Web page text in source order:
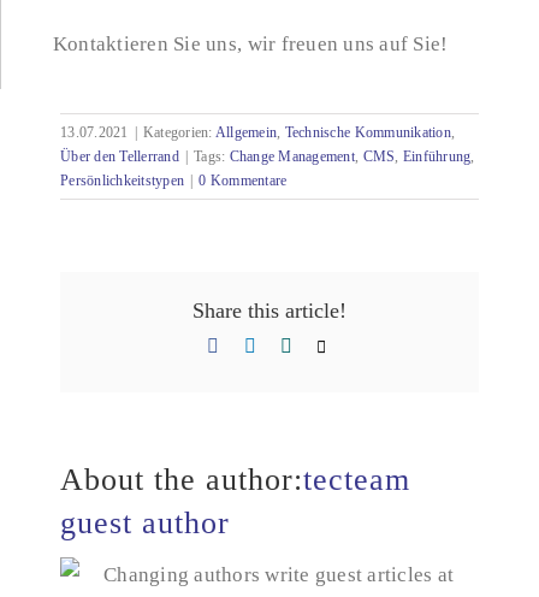
Kontaktieren Sie uns, wir freuen uns auf Sie!
13.07.2021 Kategorien: Allgemein, Technische Kommunikation,
Über den Tellerrand
Tags: Change Management, CMS, Einführung,
Persönlichkeitstypen
0 Kommentare
Share this article!
FacebookLinkedIn
Xing
About the author:tecteam
guest author
Changing authors write guest articles at